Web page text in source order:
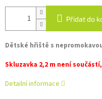
Přidat do
Dětské hřiště s
Skluzavka 2,2 m není
Detailní informace